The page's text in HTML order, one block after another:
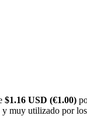
$1.16 USD (€1.00)
muy utilizado por